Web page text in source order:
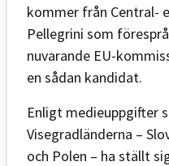
kommer från Central-
Pellegrini som
nuvarande EU-
en sådan kandidat.
Enligt medieuppgifter
Visegradländerna –
och Polen – ha ställt